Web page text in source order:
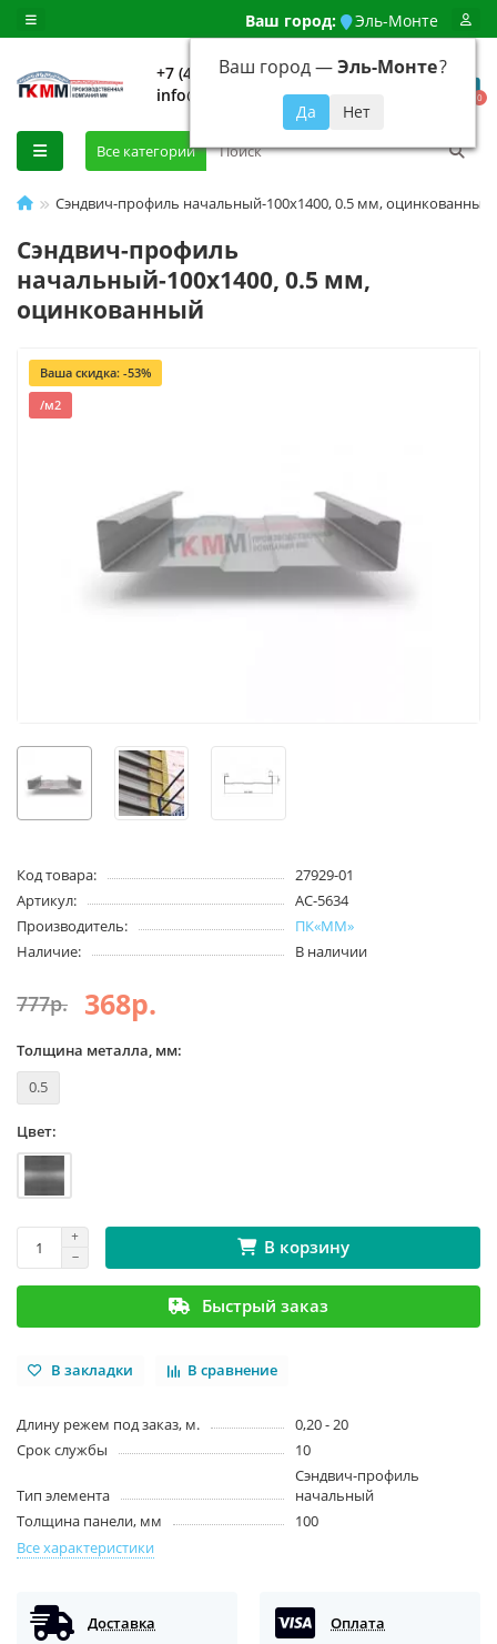
Ваш город: Эль-Монте
Ваш город —Эль-Монте?
+7 (499) 648-92-94
info@evroshtaketnikmoskva.ru
0
Все категории
Сэндвич-профиль начальный-100х1400, 0.5 мм, оцинкованный
Сэндвич-профиль
начальный-100х1400, 0.5 мм,
оцинкованный
Ваша скидка: -53%
/м2
Код товара:
27929-01
Артикул:
АС-5634
Производитель:
ПК«ММ»
Наличие:
В наличии
777р. 368р.
Толщина металла, мм:
0.5
Цвет:
В корзину
Быстрый заказ
В закладки В сравнение
Длину режем под заказ, м.
0,20 - 20
Срок службы
10
Тип элемента
Сэндвич-профиль
начальный
Толщина панели, мм
100
Все характеристики
Доставка Оплата